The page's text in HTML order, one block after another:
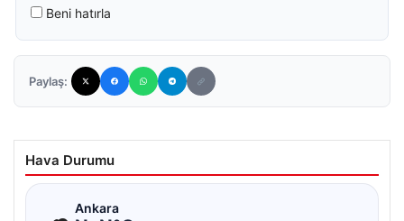
Beni hatırla
Paylaş:
Hava Durumu
Ankara